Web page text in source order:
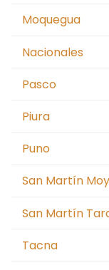
Moquegua
Nacionales
Pasco
Piura
Puno
San Martín
San Martín
Tacna